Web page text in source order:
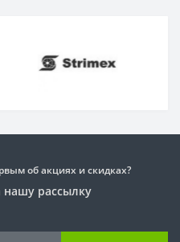
об акциях и скидках?
рассылку